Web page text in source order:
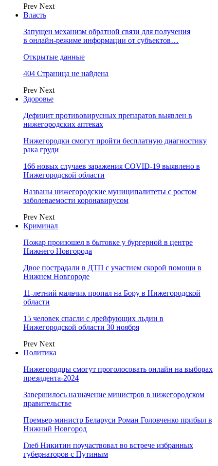
Prev Next
Власть
Запущен механизм обратной связи для получения
в онлайн-режиме информации от субъектов…
Открытые данные
404 Страница не найдена
Prev Next
Здоровье
Дефицит противовирусных препаратов выявлен в
нижегородских аптеках
Нижегородки смогут пройти бесплатную диагностику
рака груди
166 новых случаев заражения COVID-19 выявлено в
Нижегородской области
Названы нижегородские муниципалитеты с ростом
заболеваемости коронавирусом
Prev Next
Криминал
Пожар произошел в бытовке у бургерной в центре
Нижнего Новгорода
Двое пострадали в ДТП с участием скорой помощи в
Нижнем Новгороде
11-летний мальчик пропал на Бору в Нижегородской
области
15 человек спасли с дрейфующих льдин в
Нижегородской области 30 ноября
Prev Next
Политика
Нижегородцы смогут проголосовать онлайн на выборах
президента-2024
Завершилось назначение министров в нижегородском
правительстве
Премьер-министр Беларуси Роман Головченко прибыл в
Нижний Новгород
Глеб Никитин поучаствовал во встрече избранных
губернаторов с Путиным